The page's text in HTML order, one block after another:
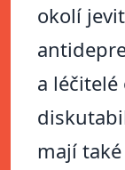
okolí
a
mají